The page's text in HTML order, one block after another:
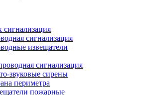
сигнализация
сигнализация
извещатели
сигнализация
звуковые сирены
периметра
пожарные